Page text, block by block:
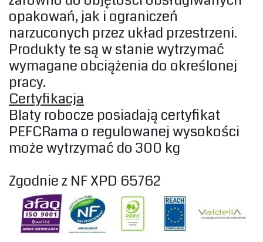
opakowań, jak i ograniczeń
narzuconych przez układ przestrzeni.
Produkty te są w stanie wytrzymać
wymagane obciążenia do określonej
pracy.
‎Certyfikacja‎
‎Blaty robocze posiadają certyfikat‎
‎PEFCRama o regulowanej wysokości
może wytrzymać do 300 kg‎
Zgodnie z NF XPD 65762‎